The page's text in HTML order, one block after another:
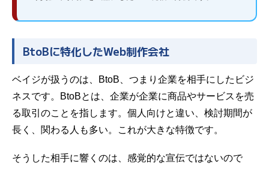
BtoBに特化したWeb制作会社
ベイジが扱うのは、BtoB、つまり企業を相手にした ビジ
ネスです。BtoBとは、企業が企業に商品やサービスを売
る取引のことを指します。個人向けと違い、検討期間が
長く、関わる人も多い。これが大きな特徴です。
そうした相手に響くのは、感覚的な宣伝ではないので